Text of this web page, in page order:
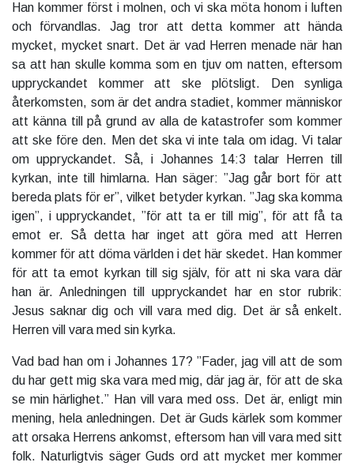
Han kommer först i molnen, och vi ska möta honom i luften
och förvandlas. Jag tror att detta kommer att hända
mycket, mycket snart. Det är vad Herren menade när han
sa att han skulle komma som en tjuv om natten, eftersom
uppryckandet kommer att ske plötsligt. Den synliga
återkomsten, som är det andra stadiet, kommer människor
att känna till på grund av alla de katastrofer som kommer
att ske före den. Men det ska vi inte tala om idag. Vi talar
om uppryckandet. Så, i Johannes 14:3 talar Herren till
kyrkan, inte till himlarna. Han säger: ”Jag går bort för att
bereda plats för er”, vilket betyder kyrkan. ”Jag ska komma
igen”, i uppryckandet, ”för att ta er till mig”, för att få ta
emot er. Så detta har inget att göra med att Herren
kommer för att döma världen i det här skedet. Han kommer
för att ta emot kyrkan till sig själv, för att ni ska vara där
han är. Anledningen till uppryckandet har en stor rubrik:
Jesus saknar dig och vill vara med dig. Det är så enkelt.
Herren vill vara med sin kyrka.
Vad bad han om i Johannes 17? ”Fader, jag vill att de som
du har gett mig ska vara med mig, där jag är, för att de ska
se min härlighet.” Han vill vara med oss. Det är, enligt min
mening, hela anledningen. Det är Guds kärlek som kommer
att orsaka Herrens ankomst, eftersom han vill vara med sitt
folk. Naturligtvis säger Guds ord att mycket mer kommer